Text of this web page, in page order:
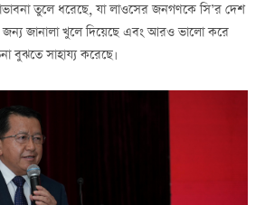
তুলে ধরেছে, যা লাওসের জনগণকে সি’র দেশ
জন্য জানালা খুলে দিয়েছে এবং আরও ভালো করে
বুঝতে সাহায্য করেছে।